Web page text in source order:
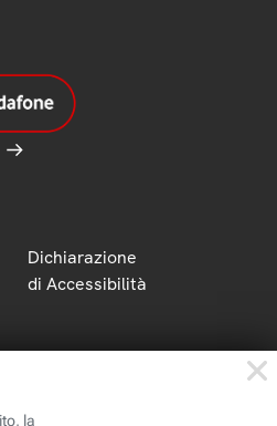
Dichiarazione
di Accessibilità